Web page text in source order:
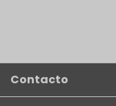
Contacto